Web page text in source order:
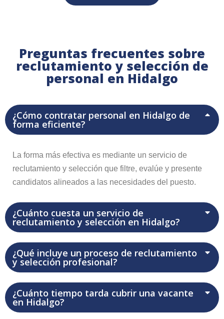
Preguntas frecuentes sobre
reclutamiento y selección de
personal en Hidalgo
¿Cómo contratar personal en Hidalgo de
forma eficiente?
La forma más efectiva es mediante un servicio de
reclutamiento y selección que filtre, evalúe y presente
candidatos alineados a las necesidades del puesto.
¿Cuánto cuesta un servicio de
reclutamiento y selección en Hidalgo?
¿Qué incluye un proceso de reclutamiento
y selección profesional?
¿Cuánto tiempo tarda cubrir una vacante
en Hidalgo?